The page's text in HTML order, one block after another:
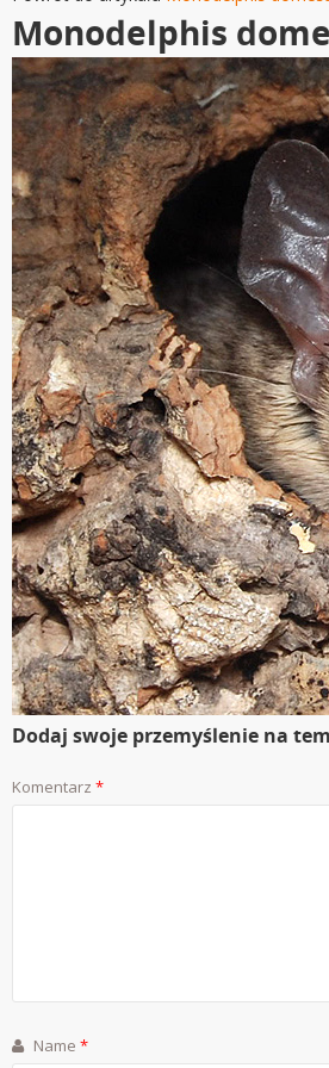
Monodelphis
Dodaj swoje przemyślenie na
Komentarz *
Name *